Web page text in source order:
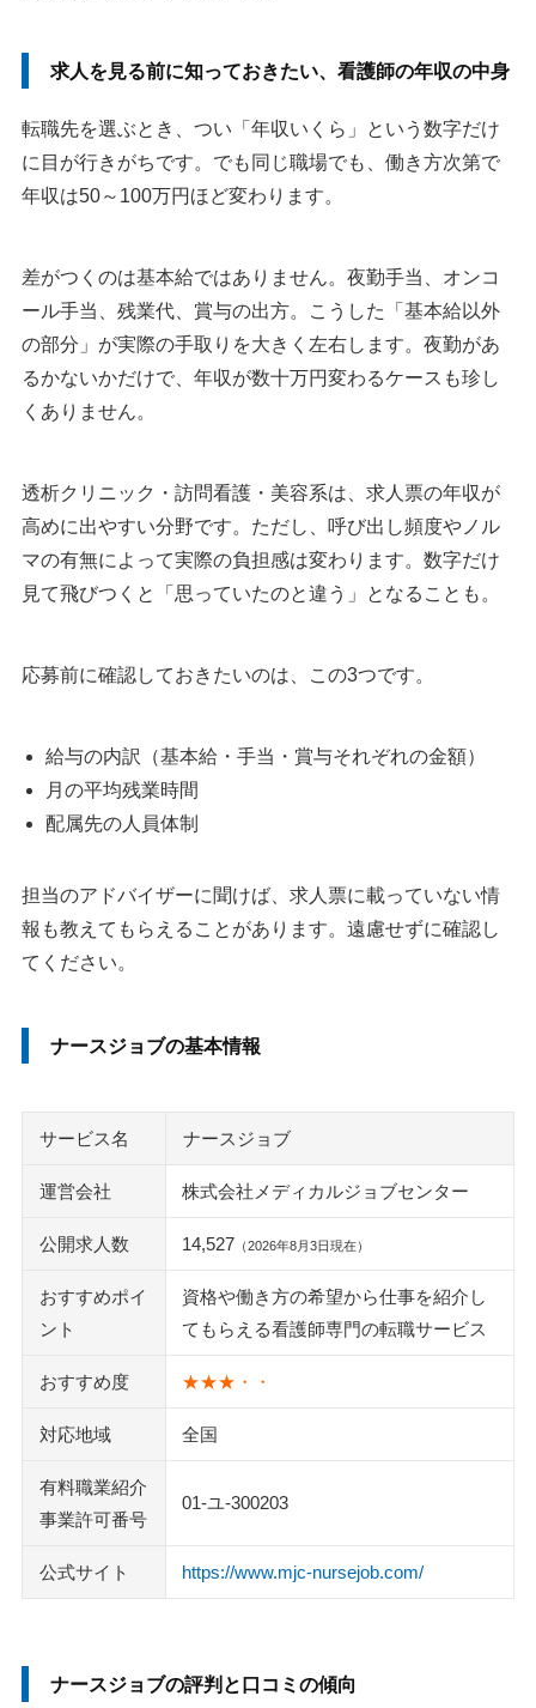
求人を見る前に知っておきたい、看護師の年収の中身
転職先を選ぶとき、つい「年収いくら」という数字だけ
に目が行きがちです。でも同じ職場でも、働き方次第で
年収は50～100万円ほど変わります。
差がつくのは基本給ではありません。夜勤手当、オンコ
ール手当、残業代、賞与の出方。こうした「基本給以外
の部分」が実際の手取りを大きく左右します。夜勤があ
るかないかだけで、年収が数十万円変わるケースも珍し
くありません。
透析クリニック・訪問看護・美容系は、求人票の年収が
高めに出やすい分野です。ただし、呼び出し頻度やノル
マの有無によって実際の負担感は変わります。数字だけ
見て飛びつくと「思っていたのと違う」となることも。
応募前に確認しておきたいのは、この3つです。
給与の内訳（基本給・手当・賞与それぞれの金額）
月の平均残業時間
配属先の人員体制
担当のアドバイザーに聞けば、求人票に載っていない情
報も教えてもらえることがあります。遠慮せずに確認し
てください。
ナースジョブの基本情報
サービス名 ナースジョブ
運営会社 株式会社メディカルジョブセンター
公開求人数 14,527 （2026年8月3日現在）
おすすめポイ
ント
資格や働き方の希望から仕事を紹介し
てもらえる看護師専門の転職サービス
おすすめ度 ★★★・・
対応地域 全国
有料職業紹介
事業許可番号
01-ユ-300203
公式サイト https://www.mjc-nursejob.com/
ナースジョブの評判と口コミの傾向